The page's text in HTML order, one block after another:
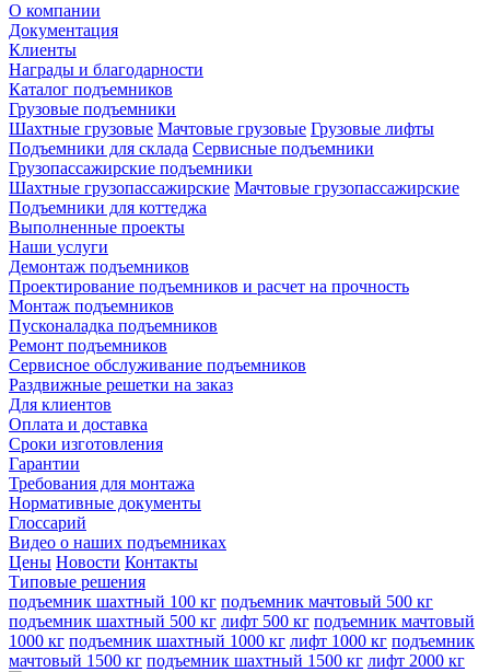
О компании
Документация
Клиенты
Награды и благодарности
Каталог подъемников
Грузовые подъемники
Шахтные грузовые Мачтовые грузовые Грузовые лифты
Подъемники для склада Сервисные подъемники
Грузопассажирские подъемники
Шахтные грузопассажирские Мачтовые грузопассажирские
Подъемники для коттеджа
Выполненные проекты
Наши услуги
Демонтаж подъемников
Проектирование подъемников и расчет на прочность
Монтаж подъемников
Пусконаладка подъемников
Ремонт подъемников
Сервисное обслуживание подъемников
Раздвижные решетки на заказ
Для клиентов
Оплата и доставка
Сроки изготовления
Гарантии
Требования для монтажа
Нормативные документы
Глоссарий
Видео о наших подъемниках
Цены Новости Контакты
Типовые решения
подъемник шахтный 100 кг подъемник мачтовый 500 кг
подъемник шахтный 500 кг лифт 500 кг подъемник мачтовый
1000 кг подъемник шахтный 1000 кг лифт 1000 кг подъемник
мачтовый 1500 кг подъемник шахтный 1500 кг лифт 2000 кг